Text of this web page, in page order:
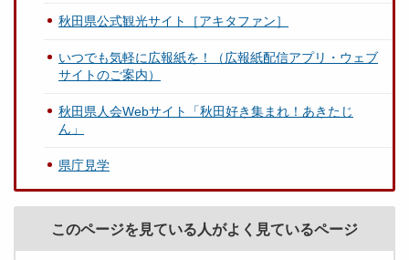
秋田県公式観光サイト［アキタファン］
いつでも気軽に広報紙を！（広報紙配信アプリ・ウェブ
サイトのご案内）
秋田県人会Webサイト「秋田好き集まれ！あきたじ
ん」
県庁見学
このページを見ている人がよく見ているページ